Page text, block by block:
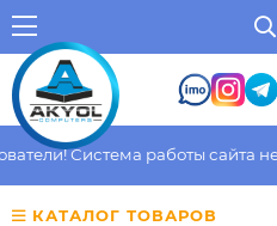
Система работы сайта
КАТАЛОГ ТОВАРОВ